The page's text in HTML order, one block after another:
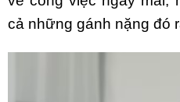
cả những gánh nặng đó